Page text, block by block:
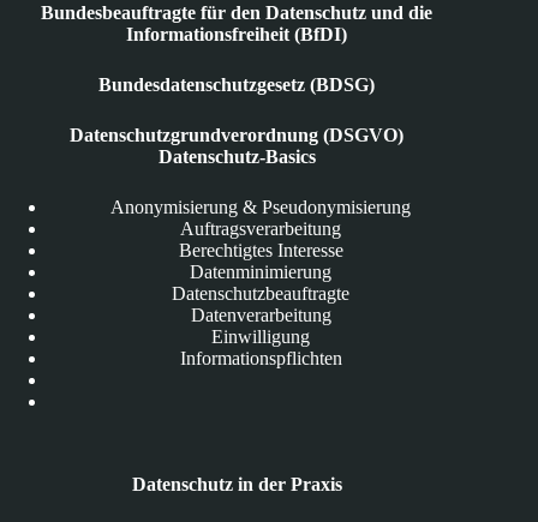
Bundesbeauftragte für den Datenschutz und die
Informationsfreiheit (BfDI)
Bundesdatenschutzgesetz (BDSG)
Datenschutzgrundverordnung (DSGVO)
Datenschutz-Basics
Anonymisierung & Pseudonymisierung
Auftragsverarbeitung
Berechtigtes Interesse
Datenminimierung
Datenschutzbeauftragte
Datenverarbeitung
Einwilligung
Informationspflichten
Datenschutz in der Praxis